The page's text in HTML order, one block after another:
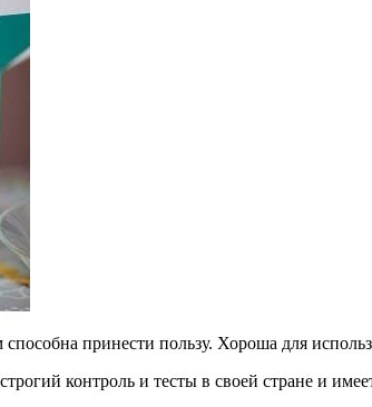
принести пользу. Хороша для
контроль и тесты в своей стране и